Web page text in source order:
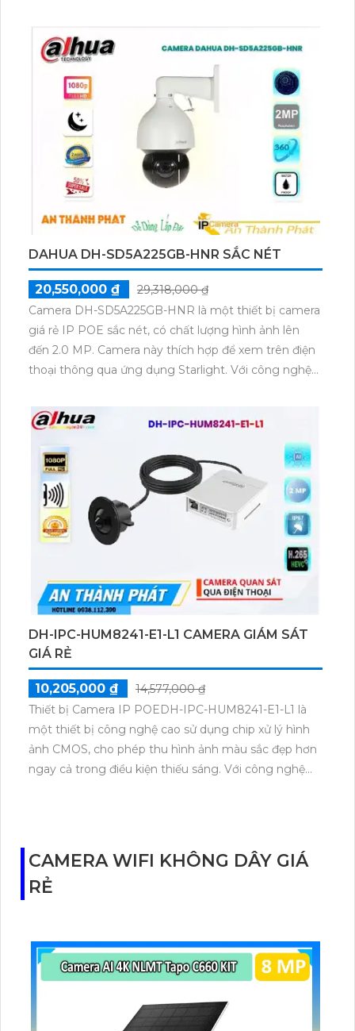
Thông qua công nghệ Có Màu Ban Đêm, camera
cho phép quan sát trong màu sắc ngay cả trong điều
kiện ánh sáng thiếu sáng. Điều này giúp tăng chất
lượng hình ảnh và cung cấp thông tin rõ ràng hơn.
Với khả năng tiết kiệm băng thông qua
H.265+/H.265/H.264+/H.264, camera giúp giảm thiểu
tải trên mạng mà vẫn đảm bảo chất lượng hình ảnh.
Hơn nữa, camera còn tiết kiệm hơn CMOS khi giám
sát trong điều kiện ban đêm nhờ vào hồng ngoại có
Với các tính năng cao cấp như vậy, camera DH-IPC-
HDW3449H-AS-PV đáp ứng tốt nhất nhu cầu giám
sát và đảm bảo an ninh của bạn.
DAHUA DH-SD5A225GB-HNR SẮC NÉT
20,550,000 ₫
29,318,000 ₫
Camera DH-SD5A225GB-HNR là một thiết bị camera
giá rẻ IP POE sắc nét, có chất lượng hình ảnh lên
đến 2.0 MP. Camera này thích hợp để xem trên điện
thoại thông qua ứng dụng Starlight. Với công nghệ
đảm bảo hình ảnh rõ nét khi quan sát trong môi
trường tối. Sản phẩm được thiết kế đặc biệt cho việc
lắp đặt camera trong các công trình với khả năng
chống nước IP67. Với chức năng 360 IP POE kỹ
thuật số, camera cung cấp khả năng quan sát toàn
diện. Đặc biệt, camera này còn tích hợp công nghệ
AI cho dự án chuyên dụng, mang lại những chức
năng vượt trội trong việc giám sát.
DH-IPC-HUM8241-E1-L1 CAMERA GIÁM SÁT
GIÁ RẺ
10,205,000 ₫
14,577,000 ₫
Thiết bị Camera IP POEDH-IPC-HUM8241-E1-L1 là
một thiết bị công nghệ cao sử dụng chip xử lý hình
ảnh CMOS, cho phép thu hình ảnh màu sắc đẹp hơn
ngay cả trong điều kiện thiếu sáng. Với công nghệ
đêm ONVIF đảm bảo chất lượng hình ảnh trong điều
kiện thiếu sáng.
CAMERA WIFI KHÔNG DÂY GIÁ
RẺ